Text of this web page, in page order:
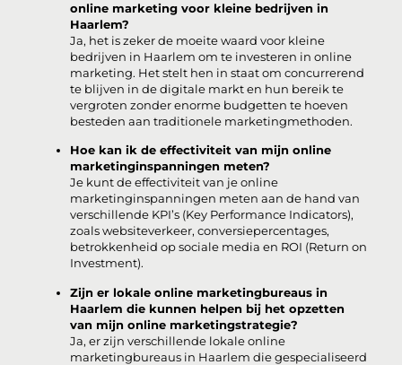
online marketing voor kleine bedrijven in
Haarlem?
Ja, het is zeker de moeite waard voor kleine
bedrijven in Haarlem om te investeren in online
marketing. Het stelt hen in staat om concurrerend
te blijven in de digitale markt en hun bereik te
vergroten zonder enorme budgetten te hoeven
besteden aan traditionele marketingmethoden.
Hoe kan ik de effectiviteit van mijn online
marketinginspanningen meten?
Je kunt de effectiviteit van je online
marketinginspanningen meten aan de hand van
verschillende KPI’s (Key Performance Indicators),
zoals websiteverkeer, conversiepercentages,
betrokkenheid op sociale media en ROI (Return on
Investment).
Zijn er lokale online marketingbureaus in
Haarlem die kunnen helpen bij het opzetten
van mijn online marketingstrategie?
Ja, er zijn verschillende lokale online
marketingbureaus in Haarlem die gespecialiseerd